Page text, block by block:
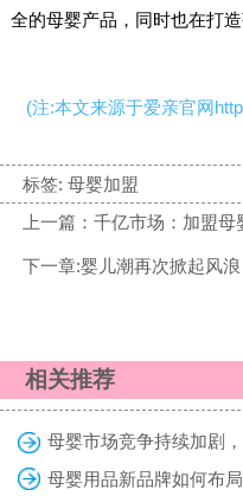
全的母婴产品，同时也在打
(注:本文来源于爱亲官网
标签: 母婴加盟
上一篇：千亿市场：加盟
下一章:婴儿潮再次掀起风
相关推荐
母婴用品新品牌如何布